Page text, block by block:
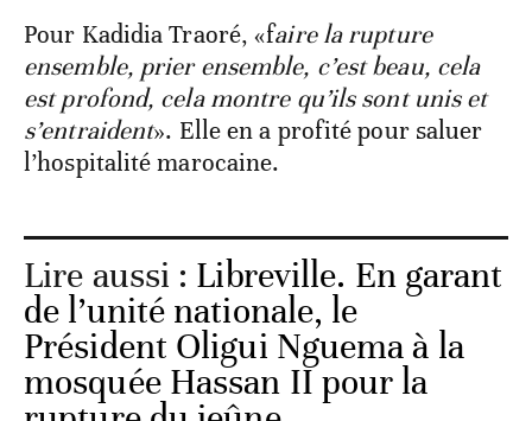
Pour Kadidia Traoré, «faire la rupture
ensemble, prier ensemble, c’est beau, cela
est profond, cela montre qu’ils sont unis et
s’entraident». Elle en a profité pour saluer
l’hospitalité marocaine.
Lire aussi : Libreville. En garant
de l’unité nationale, le
Président Oligui Nguema à la
mosquée Hassan II pour la